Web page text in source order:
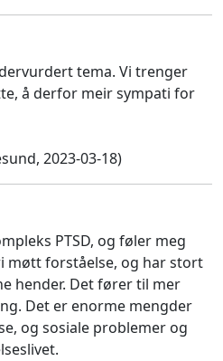
tema. Vi trenger
å derfor meir sympati for
2023-03-18)
PTSD, og føler meg
møtt forståelse, og har stort
hender. Det fører til mer
Det er enorme mengder
og sosiale problemer og